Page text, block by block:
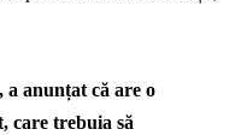
a anunțat că are o
care trebuia să